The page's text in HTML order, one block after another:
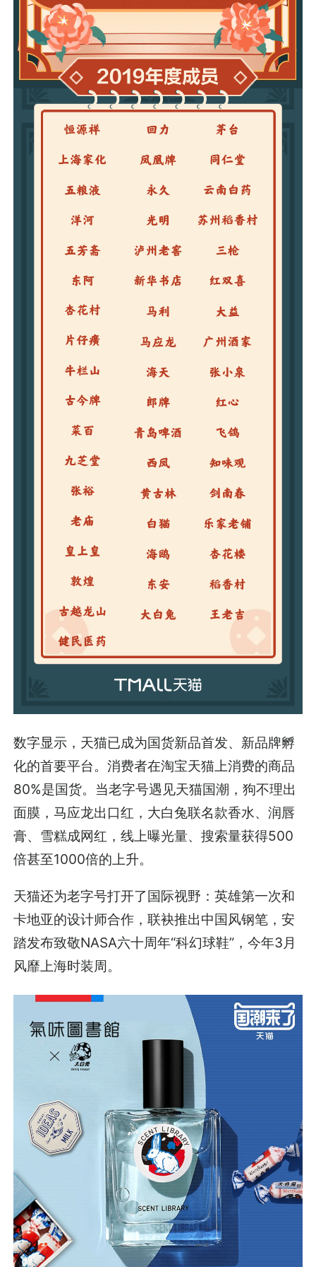
数字显示，天猫已成为国货新品首发、新品牌孵
化的首要平台。消费者在淘宝天猫上消费的商品
80%是国货。当老字号遇见天猫国潮，狗不理出
面膜，马应龙出口红，大白兔联名款香水、润唇
膏、雪糕成网红，线上曝光量、搜索量获得500
倍甚至1000倍的上升。
天猫还为老字号打开了国际视野：英雄第一次和
卡地亚的设计师合作，联袂推出中国风钢笔，安
踏发布致敬NASA六十周年“科幻球鞋”，今年3月
风靡上海时装周。